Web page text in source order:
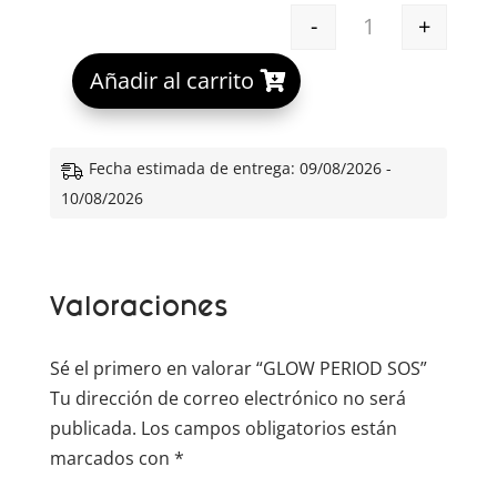
GLOW
-
+
Añadir al carrito
A
e
e
:
Fecha estimada de entrega: 09/08/2026 -
10/08/2026
Valoraciones
Sé el primero en valorar “GLOW PERIOD SOS”
Tu dirección de correo electrónico no será
publicada. Los campos obligatorios están
marcados con *